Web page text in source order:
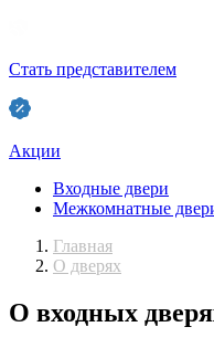
Стать представителем
Акции
Входные двери
Межкомнатные
Главная
О дверях
О входных